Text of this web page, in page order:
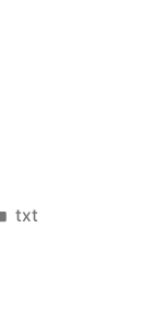
Veröffentlicht
txt